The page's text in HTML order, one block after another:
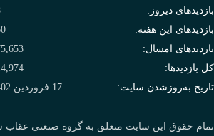
بازدیدهای دیروز:
بازدیدهای این هفته:
بازدیدهای امسال:
کل بازدیدها:
تاریخ به‌روزشدن سایت:
17 فروردین 1402
تمام حقوق این سایت متعلق به گروه صنعتی عقاب